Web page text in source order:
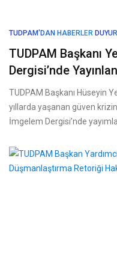
TUDPAM'DAN HABERLER
TUDPAM Başkanı
Dergisi’nde
TUDPAM Başkanı Hüseyin
yıllarda yaşanan güven
İmgelem Dergisi’nde